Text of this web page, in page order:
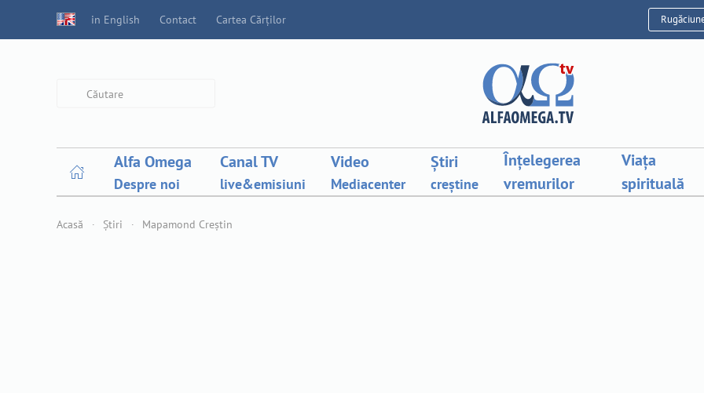
in English Contact Cartea Cărților
Alfa Omega
Despre noi
Canal TV
live&emisiuni
Video
Mediacenter
Știri
creștine
Înțelegerea
vremurilor
Viața
spirituală
Acasă Știri Mapamond Creștin